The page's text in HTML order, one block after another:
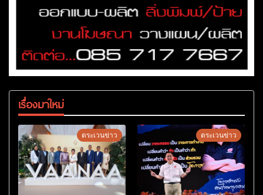
เรื่องมาใหม่
ตระเวนข่าว ตระเวนข่าว